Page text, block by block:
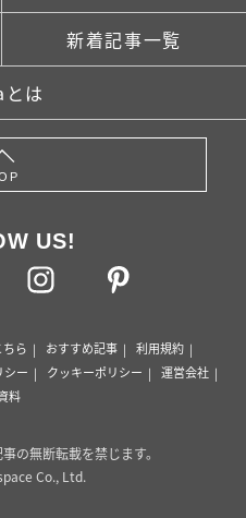
新着記事一覧
は
US!
ら おすすめ記事
利用規約
シー クッキーポリシー
運営会社
料
の無断転載を禁じます。
Co., Ltd.